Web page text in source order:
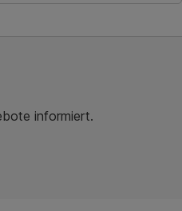
Details
informiert.